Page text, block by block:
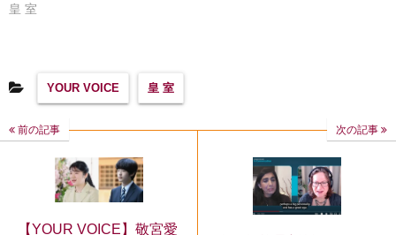
皇 室
YOUR VOICE 皇 室
前の記事
【YOUR VOICE】敬宮愛
次の記事